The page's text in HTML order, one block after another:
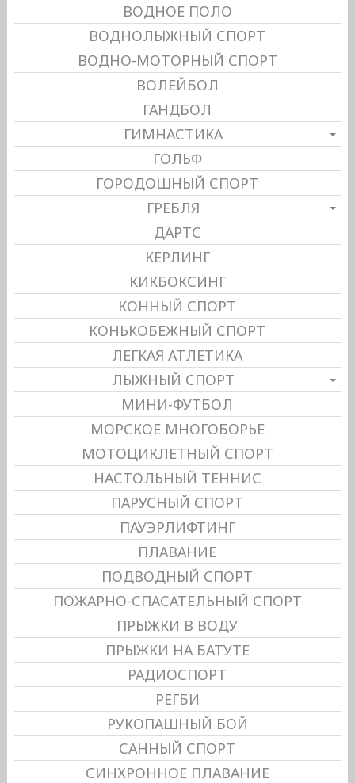
ВОДНОЕ ПОЛО
ВОДНОЛЫЖНЫЙ СПОРТ
ВОДНО-МОТОРНЫЙ СПОРТ
ВОЛЕЙБОЛ
ГАНДБОЛ
ГИМНАСТИКА
ГОЛЬФ
ГОРОДОШНЫЙ СПОРТ
ГРЕБЛЯ
ДАРТС
КЕРЛИНГ
КИКБОКСИНГ
КОННЫЙ СПОРТ
КОНЬКОБЕЖНЫЙ СПОРТ
ЛЕГКАЯ АТЛЕТИКА
ЛЫЖНЫЙ СПОРТ
МИНИ-ФУТБОЛ
МОРСКОЕ МНОГОБОРЬЕ
МОТОЦИКЛЕТНЫЙ СПОРТ
НАСТОЛЬНЫЙ ТЕННИС
ПАРУСНЫЙ СПОРТ
ПАУЭРЛИФТИНГ
ПЛАВАНИЕ
ПОДВОДНЫЙ СПОРТ
ПОЖАРНО-СПАСАТЕЛЬНЫЙ СПОРТ
ПРЫЖКИ В ВОДУ
ПРЫЖКИ НА БАТУТЕ
РАДИОСПОРТ
РЕГБИ
РУКОПАШНЫЙ БОЙ
САННЫЙ СПОРТ
СИНХРОННОЕ ПЛАВАНИЕ